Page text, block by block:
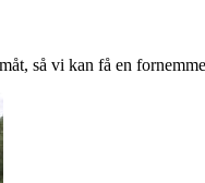
så vi kan få en